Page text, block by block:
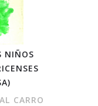
NIÑOS
CARRO